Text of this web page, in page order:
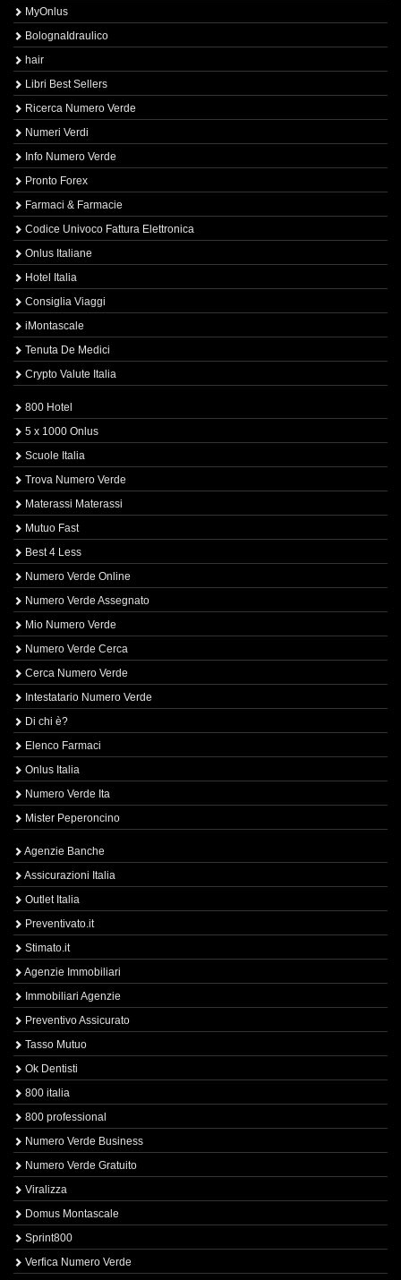
MyOnlus
BolognaIdraulico
hair
Libri Best Sellers
Ricerca Numero Verde
Numeri Verdi
Info Numero Verde
Pronto Forex
Farmaci & Farmacie
Codice Univoco Fattura Elettronica
Onlus Italiane
Hotel Italia
Consiglia Viaggi
iMontascale
Tenuta De Medici
Crypto Valute Italia
800 Hotel
5 x 1000 Onlus
Scuole Italia
Trova Numero Verde
Materassi Materassi
Mutuo Fast
Best 4 Less
Numero Verde Online
Numero Verde Assegnato
Mio Numero Verde
Numero Verde Cerca
Cerca Numero Verde
Intestatario Numero Verde
Di chi è?
Elenco Farmaci
Onlus Italia
Numero Verde Ita
Mister Peperoncino
Agenzie Banche
Assicurazioni Italia
Outlet Italia
Preventivato.it
Stimato.it
Agenzie Immobiliari
Immobiliari Agenzie
Preventivo Assicurato
Tasso Mutuo
Ok Dentisti
800 italia
800 professional
Numero Verde Business
Numero Verde Gratuito
Viralizza
Domus Montascale
Sprint800
Verfica Numero Verde